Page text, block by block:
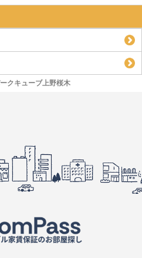
クキューブ上野桜木